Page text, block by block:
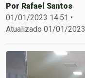
Por Rafael Santos
01/01/2023 14:51 •
Atualizado 01/01/2023